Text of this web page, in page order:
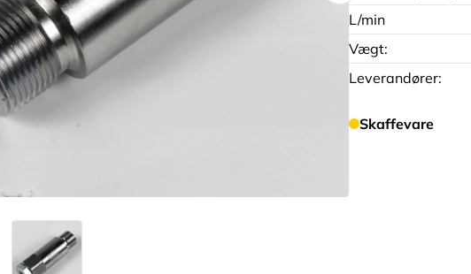
L/min
Vægt:
Leverandører:
Skaffevare